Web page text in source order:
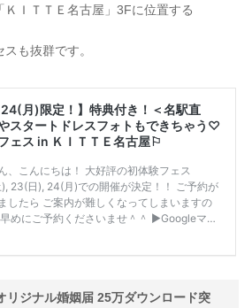
ＫＩＴＴＥ名古屋」3Fに位置する
も抜群です。
リジナル婚姻届 25万ダウンロード突